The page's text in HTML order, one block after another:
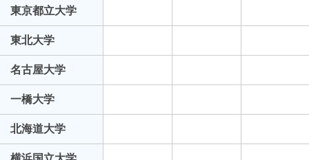
東京都立大学
東北大学
名古屋大学
一橋大学
北海道大学